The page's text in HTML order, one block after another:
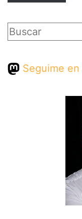
Buscar
Seguime